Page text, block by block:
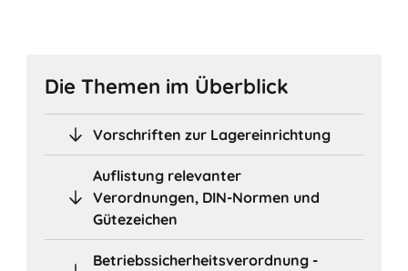
Die Themen im Überblick
Vorschriften zur Lagereinrichtung
Auflistung relevanter
Verordnungen, DIN-Normen und
Gütezeichen
Betriebssicherheitsverordnung -